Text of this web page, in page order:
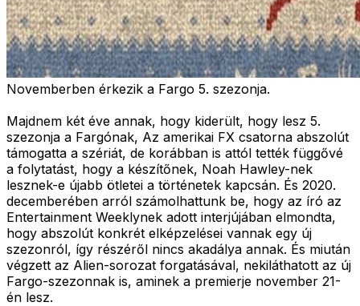
Novemberben érkezik a Fargo 5. szezonja.
Majdnem két éve annak, hogy kiderült, hogy lesz 5.
szezonja a Fargónak, Az amerikai FX csatorna abszolút
támogatta a szériát, de korábban is attól tették függővé
a folytatást, hogy a készítőnek, Noah Hawley-nek
lesznek-e újabb ötletei a történetek kapcsán. És 2020.
decemberében arról számolhattunk be, hogy az író az
Entertainment Weeklynek adott interjújában elmondta,
hogy abszolút konkrét elképzelései vannak egy új
szezonról, így részéről nincs akadálya annak. És miután
végzett az Alien-sorozat forgatásával, nekiláthatott az új
Fargo-szezonnak is, aminek a premierje november 21-
én lesz.